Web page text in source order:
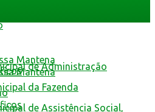
de Administração
da Fazenda
de Assistência Social,
Mantena
Mantena